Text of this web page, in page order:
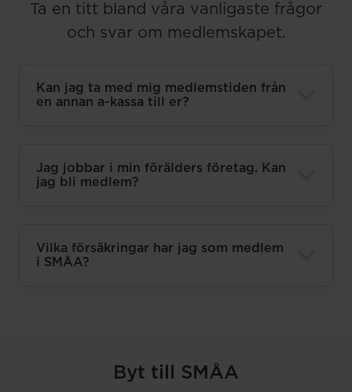
Ta en titt bland våra vanligaste frågor
och svar om medlemskapet.
Kan jag ta med mig medlemstiden från
en annan a-kassa till er?
Jag jobbar i min förälders företag. Kan
jag bli medlem?
Vilka försäkringar har jag som medlem
i SMÅA?
Byt till SMÅA